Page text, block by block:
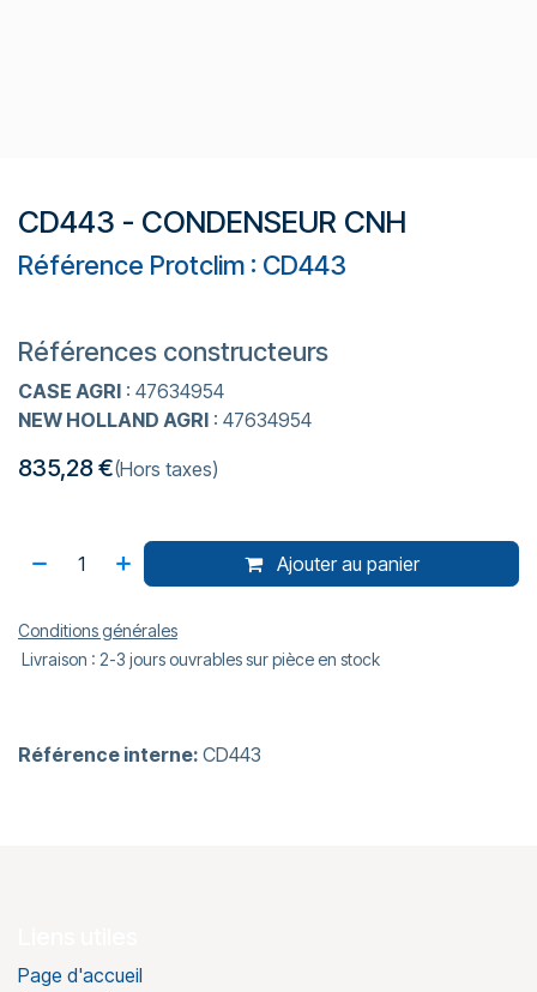
CD443 - CONDENSEUR CNH
Référence Protclim : CD443
Références constructeurs
CASE AGRI : 47634954
NEW HOLLAND AGRI : 47634954
835,28€(Hors taxes)
Ajouter au panier
Conditions générales
Livraison : 2-3 jours ouvrables sur pièce en stock
Référence interne: CD443
Page d'accueil